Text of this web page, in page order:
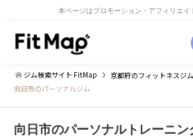
本ページはプロモーション・アフィリエイ
ジム検索サイト FitMap 京都府のフィットネスジム
向日市のパーソナルジム
向日市のパーソナルトレーニ